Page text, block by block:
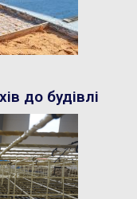
до будівлі